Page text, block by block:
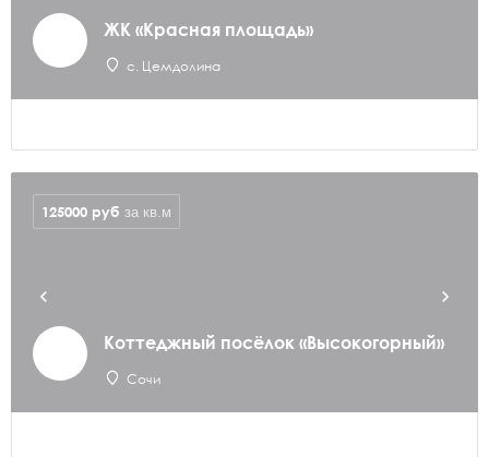
ЖК «Красная площадь»
с. Цемдолина
Коттеджный посёлок «Высокогорный»
Сочи
125000 руб за кв.м